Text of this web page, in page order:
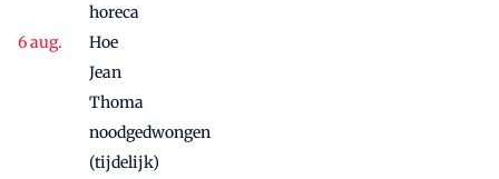
horeca
Hoe
Jean
Thoma
noodgedwongen
(tijdelijk)